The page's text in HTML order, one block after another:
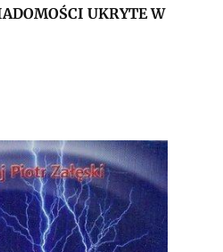
UKRYTE W